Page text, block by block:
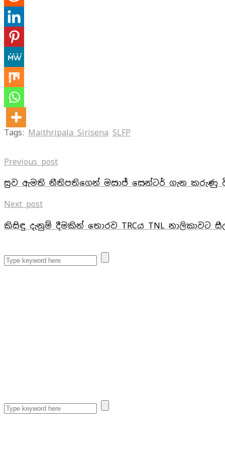
Tags: Maithripala Sirisena SLFP
Previous post
සුව ඇමති නීතිපතිගෙන් මසාජ් සෙන්ටර් ගැන කරුණු
Next post
කිසිඳු දැනුම් දීමකින් තොරව TRCය TNL නාලිකාවට